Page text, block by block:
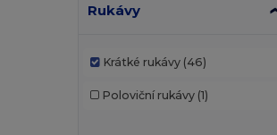
Rukávy
Krátké rukávy (46)
Poloviční rukávy (1)